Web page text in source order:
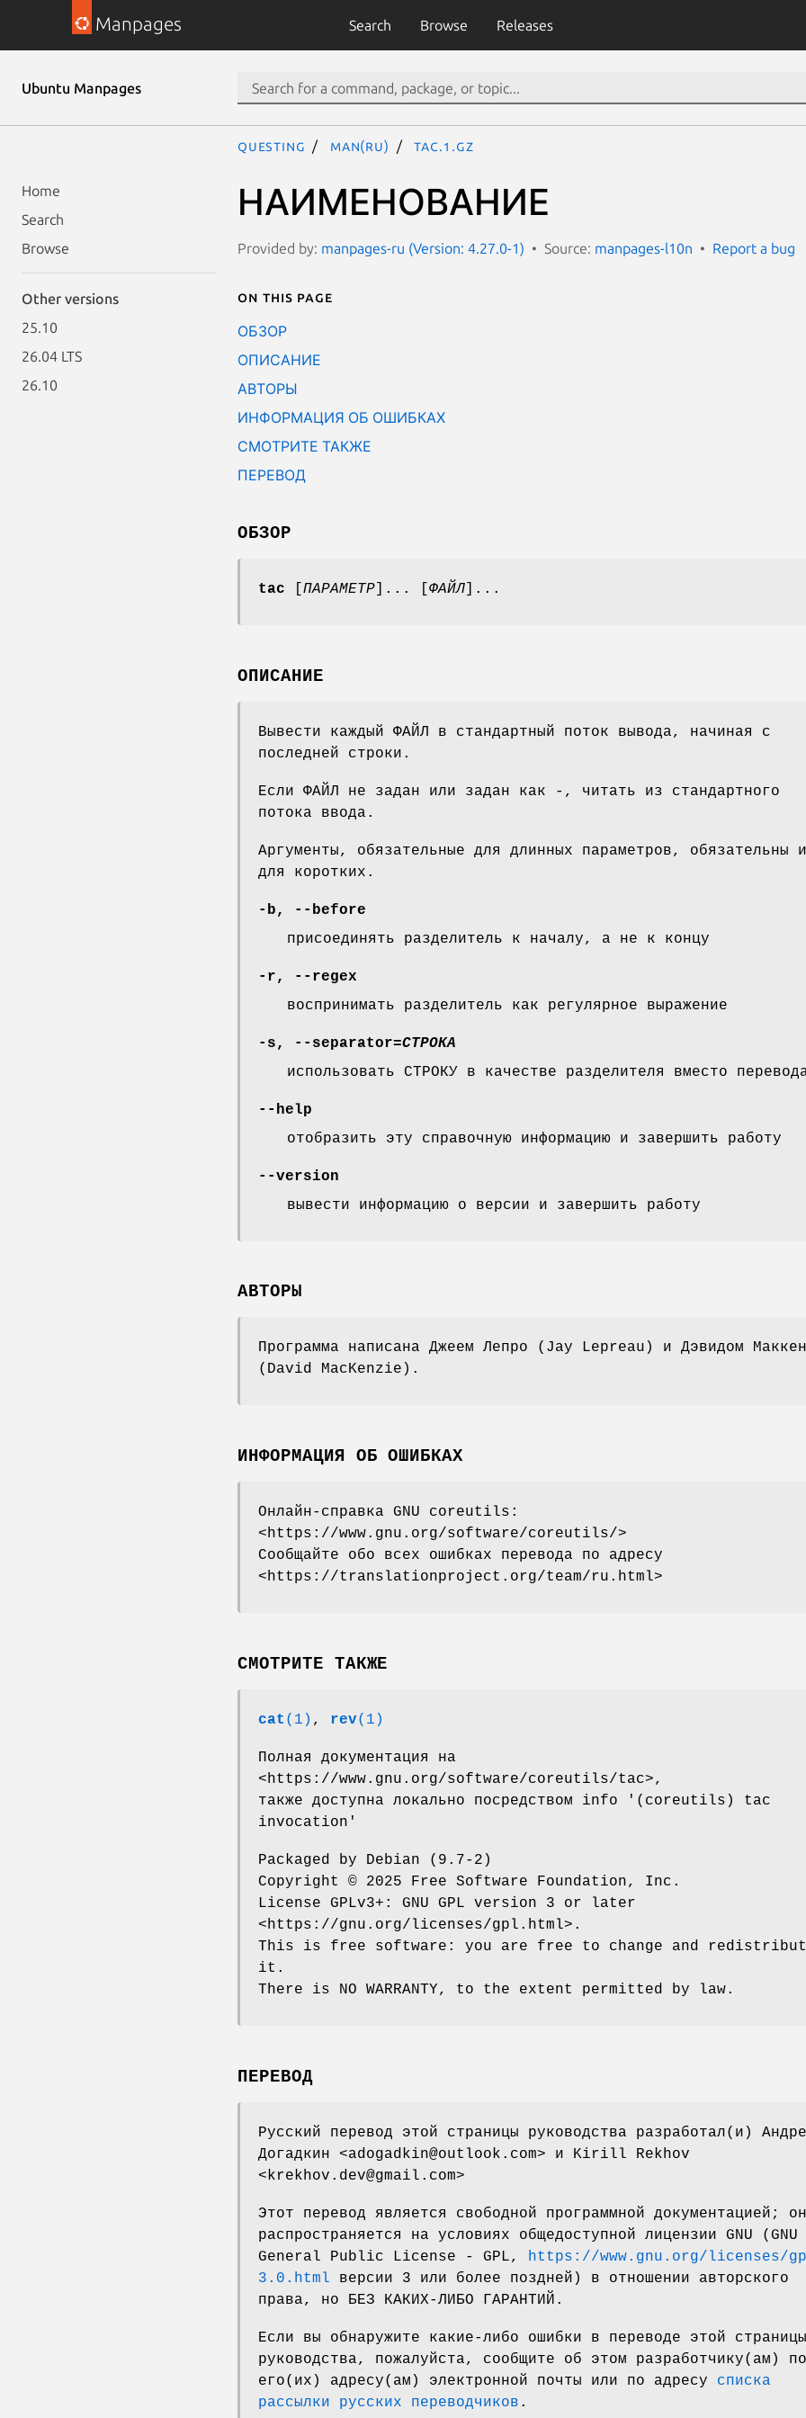
Manpages Search Browse Releases
Ubuntu Manpages
Home
Search
Browse
Other versions
25.10
26.04 LTS
26.10
questing man(ru) tac.1.gz
НАИМЕНОВАНИЕ
Provided by: manpages-ru (Version: 4.27.0-1) Source: manpages-l10n Report a bug
On this page
ОБЗОР
ОПИСАНИЕ
АВТОРЫ
ИНФОРМАЦИЯ ОБ ОШИБКАХ
СМОТРИТЕ ТАКЖЕ
ПЕРЕВОД
ОБЗОР
tac ПАРАМЕТР ]... [ ФАЙЛ ]...
ОПИСАНИЕ
Вывести каждый ФАЙЛ в стандартный поток вывода, начиная с
последней строки.
Если ФАЙЛ не задан или задан как -, читать из стандартного
потока ввода.
Аргументы, обязательные для длинных параметров, обязательны и
для коротких.
-b ,
--before
присоединять разделитель к началу, а не к концу
-r ,
--regex
воспринимать разделитель как регулярное выражение
-s , --separator=СТРОКА
использовать СТРОКУ в качестве разделителя вместо
--help
отобразить эту справочную информацию и завершить работу
--version
вывести информацию о версии и завершить работу
АВТОРЫ
Программа написана Джеем Лепро (Jay Lepreau) и Дэвидом
(David MacKenzie).
ИНФОРМАЦИЯ ОБ ОШИБКАХ
Онлайн-справка GNU coreutils:
<https://www.gnu.org/software/coreutils/>
Сообщайте обо всех ошибках перевода по адресу
<https://translationproject.org/team/ru.html>
СМОТРИТЕ ТАКЖЕ
cat (1) , rev(1)
Полная документация на
<https://www.gnu.org/software/coreutils/tac>,
также доступна локально посредством info '(coreutils) tac
invocation'
Packaged by Debian (9.7-2)
Copyright © 2025 Free Software Foundation, Inc.
License GPLv3+: GNU GPL version 3 or later
<https://gnu.org/licenses/gpl.html>.
This is free software: you are free to change and
it.
There is NO WARRANTY, to the extent permitted by law.
ПЕРЕВОД
Русский перевод этой страницы руководства разработал(и)
Догадкин <adogadkin@outlook.com> и Kirill Rekhov
<krekhov.dev@gmail.com>
Этот перевод является свободной программной документацией; он
распространяется на условиях общедоступной лицензии GNU (GNU
General Public License - GPL, https://www.gnu.org/licenses/
3.0.html версии 3 или более поздней) в отношении авторского
права, но БЕЗ КАКИХ-ЛИБО ГАРАНТИЙ.
Если вы обнаружите какие-либо ошибки в переводе этой страницы
руководства, пожалуйста, сообщите об этом разработчику(ам) по
его(их) адресу(ам) электронной почты или по адресу списка
рассылки русских переводчиков .